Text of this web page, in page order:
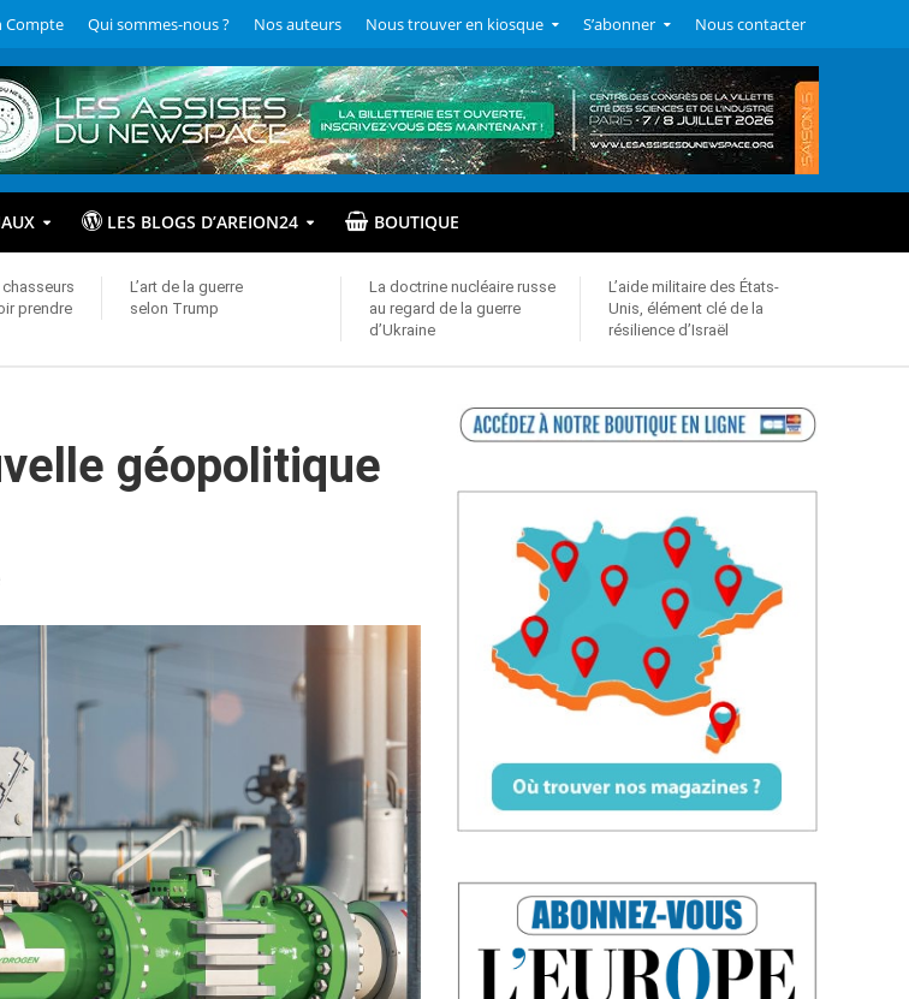
Compte Qui sommes-nous ? Nos auteurs Nous trouver en kiosque S’abonner Nous contacter
LES BLOGS D’AREION24 BOUTIQUE
prendre
L’art de la guerre
selon Trump
La doctrine nucléaire russe
au regard de la guerre
d’Ukraine
L’aide militaire des États-
Unis, élément clé de la
résilience d’Israël
géopolitique